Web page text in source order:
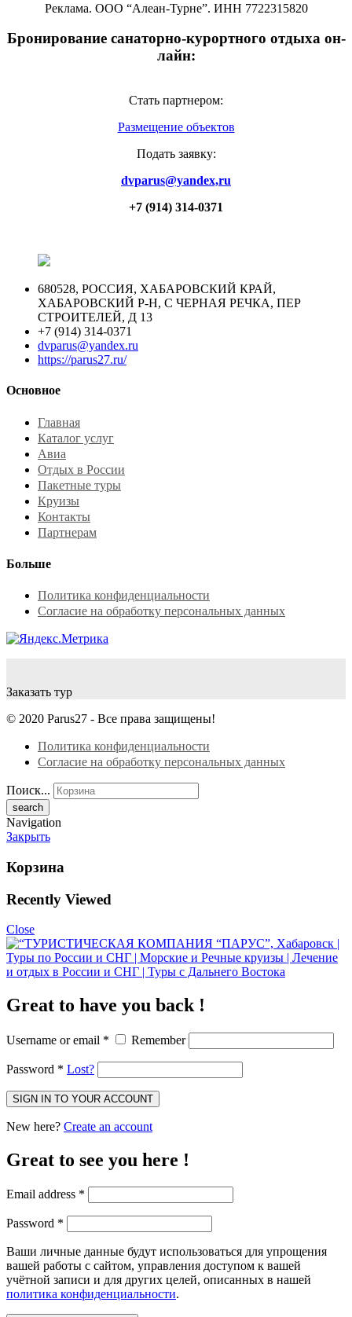
Реклама. ООО “Алеан-Турне”. ИНН 7722315820
Бронирование санаторно-курортного отдыха он-
лайн:
Стать партнером:
Размещение объектов
Подать заявку:
dvparus@yandex,ru
+7 (914) 314-0371
680528, РОССИЯ, ХАБАРОВСКИЙ КРАЙ,
ХАБАРОВСКИЙ Р-Н, С ЧЕРНАЯ РЕЧКА, ПЕР
СТРОИТЕЛЕЙ, Д 13
+7 (914) 314-0371
dvparus@yandex.ru
https://parus27.ru/
Основное
Главная
Каталог услуг
Авиа
Отдых в России
Пакетные туры
Круизы
Контакты
Партнерам
Больше
Политика конфиденциальности
Согласие на обработку персональных данных
Заказать тур
© 2020 Parus27 - Все права защищены!
Политика конфиденциальности
Согласие на обработку персональных данных
Поиск...
Navigation
Закрыть
Корзина
Recently Viewed
Close
Great to have you back !
Username or email * Remember
Password * Lost?
SIGN IN TO YOUR ACCOUNT
New here? Create an account
Great to see you here !
Email address *
Password *
Ваши личные данные будут использоваться для упрощения
вашей работы с сайтом, управления доступом к вашей
учётной записи и для других целей, описанных в нашей
политика конфиденциальности.